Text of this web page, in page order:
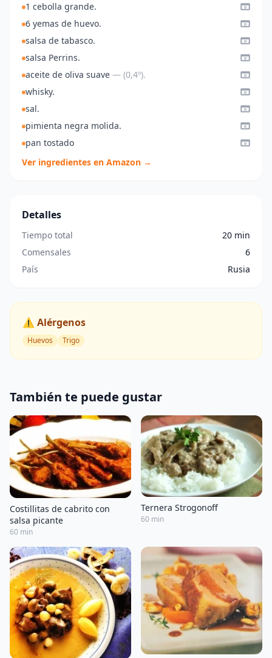
1 cebolla grande.
6 yemas de huevo.
salsa de tabasco.
salsa Perrins.
aceite de oliva suave — (0,4º).
whisky.
sal.
pimienta negra molida.
pan tostado
Ver ingredientes en Amazon →
Detalles
Tiempo total
20 min
Comensales
6
País
Rusia
⚠️ Alérgenos
Huevos Trigo
También te puede gustar
Costillitas de cabrito con
salsa picante
60 min
Ternera Strogonoff
60 min